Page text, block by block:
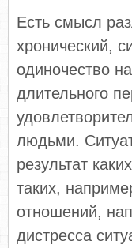
Есть смысл
хронический,
одиночество
длительного
людьми.
результат
таких,
отношений,
дистресса